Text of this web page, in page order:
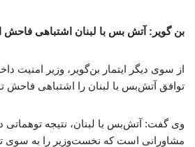
بن گویر: آتش بس با لبنان اشتباهی
از سوی دیگر ایتمار بن‌گویر، وزیر امنیت
توافق آتش‌بس با لبنان را اشتباهی فاحش
وی گفت: آتش‌بس با لبنان، نتیجه توهماتی
مشاورانی است که نخست‌وزیر را به